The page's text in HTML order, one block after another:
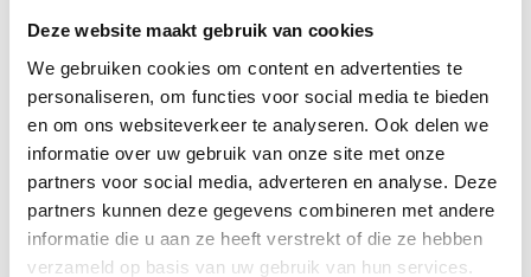
Deze website maakt gebruik van cookies
We gebruiken cookies om content en advertenties te
personaliseren, om functies voor social media te bieden
en om ons websiteverkeer te analyseren. Ook delen we
informatie over uw gebruik van onze site met onze
partners voor social media, adverteren en analyse. Deze
partners kunnen deze gegevens combineren met andere
informatie die u aan ze heeft verstrekt of die ze hebben
verzameld op basis van uw gebruik van hun services.
Bekijk artikel
Sale!
BBQ barbecue servies
pakket
€8,95 €10,96
Niet op voorraad
Bekijk artikel
BBQ bereidingsbakjes 5
st
€2,49
Niet op voorraad